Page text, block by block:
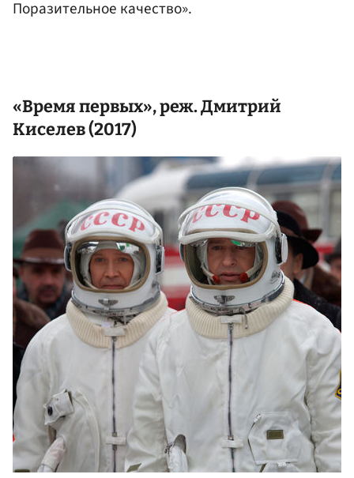
Поразительное качество».
«Время первых», реж. Дмитрий
Киселев (2017)